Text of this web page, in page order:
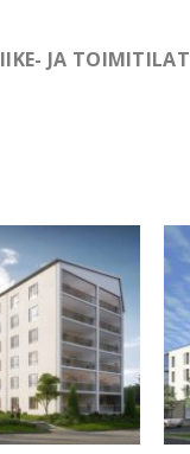
JA TOIMITILAT